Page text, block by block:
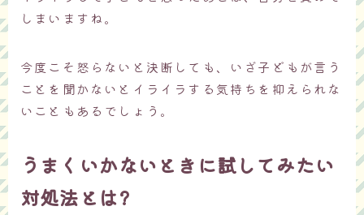
しまいますね。
今度こそ怒らないと決断しても、いざ子どもが言う
ことを聞かないとイライラする気持ちを抑えられな
いこともあるでしょう。
うまくいかないときに試してみたい
対処法とは?